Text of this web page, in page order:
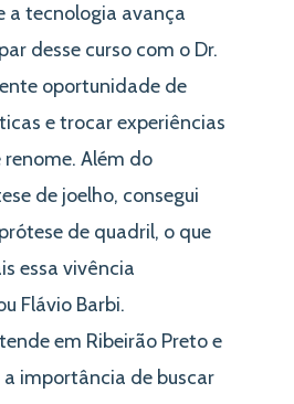
a tecnologia avança
desse curso com o Dr.
oportunidade de
e trocar experiências
Além do
de joelho, consegui
de quadril, o que
essa vivência
Flávio Barbi.
em Ribeirão Preto e
importância de buscar